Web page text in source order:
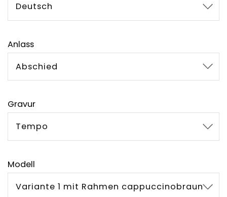
Deutsch
Anlass
Abschied
Gravur
Tempo
Modell
Variante 1 mit Rahmen cappuccinobraun